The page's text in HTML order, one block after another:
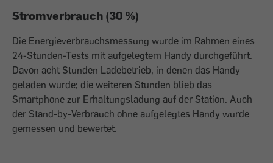
Stromverbrauch (30 %)
Die Energieverbrauchsmessung wurde im Rahmen eines
24-Stunden-Tests mit aufgelegtem Handy durchgeführt.
Davon acht Stunden Ladebetrieb, in denen das Handy
geladen wurde; die weiteren Stunden blieb das
Smartphone zur Erhaltungsladung auf der Station. Auch
der Stand-by-Verbrauch ohne aufgelegtes Handy wurde
gemessen und bewertet.